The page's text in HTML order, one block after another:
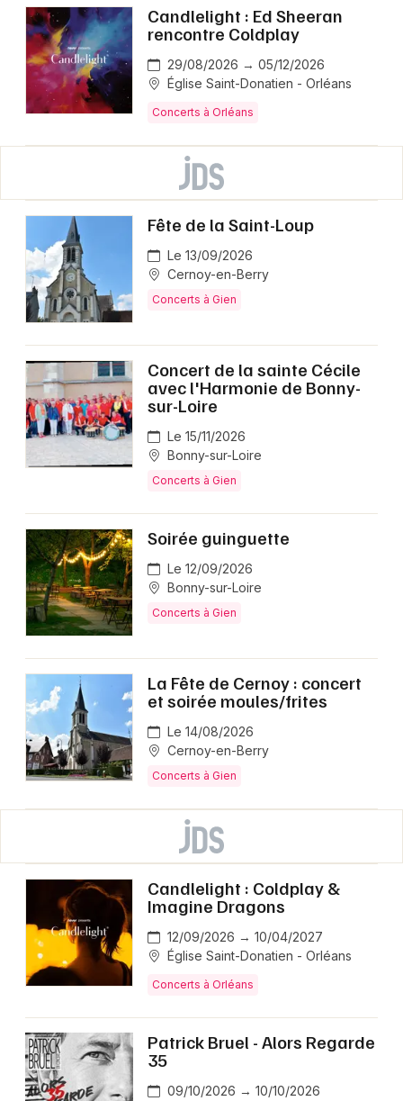
Candlelight : Ed Sheeran
rencontre Coldplay
29/08/2026 → 05/12/2026
Église Saint-Donatien - Orléans
Concerts à Orléans
Fête de la Saint-Loup
Le 13/09/2026
Cernoy-en-Berry
Concerts à Gien
Concert de la sainte Cécile
avec l'Harmonie de Bonny-
sur-Loire
Le 15/11/2026
Bonny-sur-Loire
Concerts à Gien
Soirée guinguette
Le 12/09/2026
Bonny-sur-Loire
Concerts à Gien
La Fête de Cernoy : concert
et soirée moules/frites
Le 14/08/2026
Cernoy-en-Berry
Concerts à Gien
Candlelight : Coldplay &
Imagine Dragons
12/09/2026 → 10/04/2027
Église Saint-Donatien - Orléans
Concerts à Orléans
Patrick Bruel - Alors Regarde
35
09/10/2026 → 10/10/2026